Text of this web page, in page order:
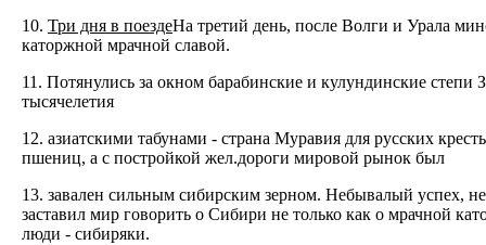
10. Три дня в поездеНа третий день, после Волги и Урала
каторжной мрачной славой.
11. Потянулись за окном барабинские и кулундинские
тысячелетия
12. азиатскими табунами - cтрана Муравия для русских
пшениц, а с постройкой жел.дороги мировой рынок был
13. завален сильным сибирским зерном. Небывалый успех,
заставил мир говорить о Сибири не только как о мрачной
люди - сибиряки.